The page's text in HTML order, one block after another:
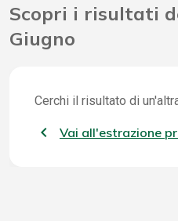
Scopri i risultati
Giugno
Cerchi il risultato di
Vai all'estrazione